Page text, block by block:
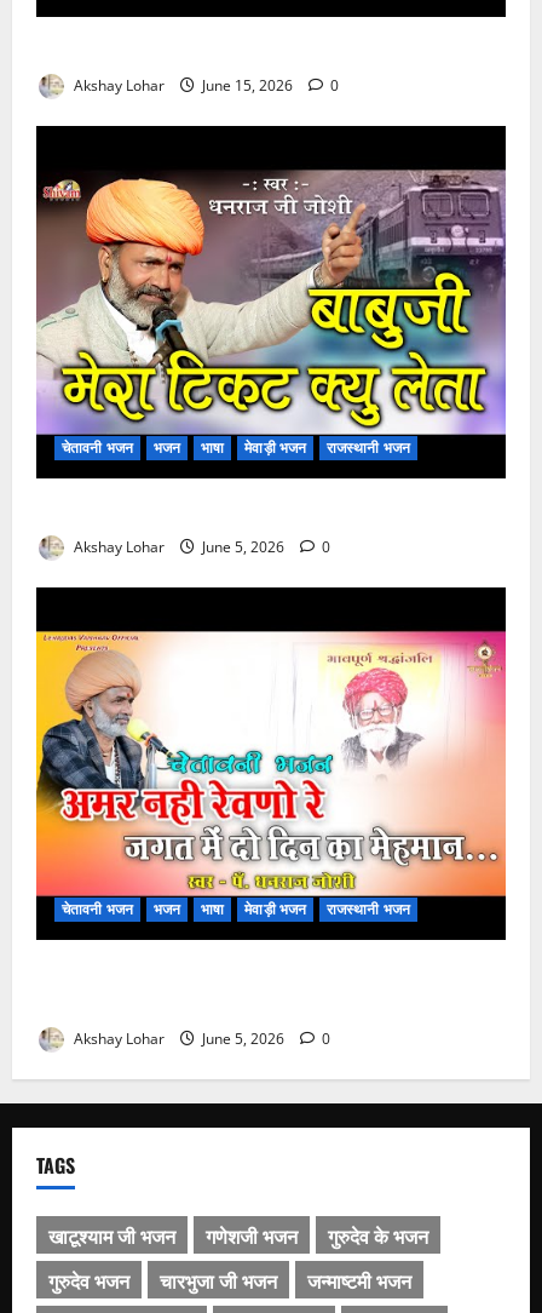
Akshay Lohar June 15, 2026 0
चेतावनी भजन भजन भाषा मेवाड़ी भजन राजस्थानी भजन
Akshay Lohar June 5, 2026 0
चेतावनी भजन भजन भाषा मेवाड़ी भजन राजस्थानी भजन
Akshay Lohar June 5, 2026 0
TAGS
खाटूश्याम जी भजन गणेशजी भजन
गुरुदेव के भजन
गुरुदेव भजन
चारभुजा जी भजन
जन्माष्टमी भजन